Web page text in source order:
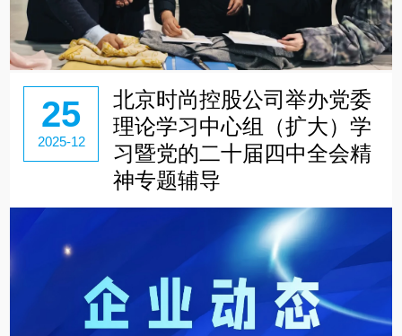
25
2025-12
北京时尚控股公司举办党委
理论学习中心组（扩大）学
习暨党的二十届四中全会精
神专题辅导